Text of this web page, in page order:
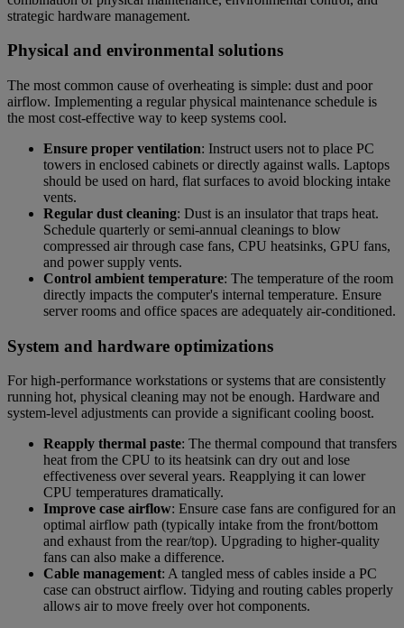
strategic hardware management.
Physical and environmental solutions
The most common cause of overheating is simple: dust and poor
airflow. Implementing a regular physical maintenance schedule is
the most cost-effective way to keep systems cool.
Ensure proper ventilation: Instruct users not to place PC
towers in enclosed cabinets or directly against walls. Laptops
should be used on hard, flat surfaces to avoid blocking intake
vents.
Regular dust cleaning: Dust is an insulator that traps heat.
Schedule quarterly or semi-annual cleanings to blow
compressed air through case fans, CPU heatsinks, GPU fans,
and power supply vents.
Control ambient temperature: The temperature of the room
directly impacts the computer's internal temperature. Ensure
server rooms and office spaces are adequately air-conditioned.
System and hardware optimizations
For high-performance workstations or systems that are consistently
running hot, physical cleaning may not be enough. Hardware and
system-level adjustments can provide a significant cooling boost.
Reapply thermal paste: The thermal compound that transfers
heat from the CPU to its heatsink can dry out and lose
effectiveness over several years. Reapplying it can lower
CPU temperatures dramatically.
Improve case airflow: Ensure case fans are configured for an
optimal airflow path (typically intake from the front/bottom
and exhaust from the rear/top). Upgrading to higher-quality
fans can also make a difference.
Cable management: A tangled mess of cables inside a PC
case can obstruct airflow. Tidying and routing cables properly
allows air to move freely over hot components.